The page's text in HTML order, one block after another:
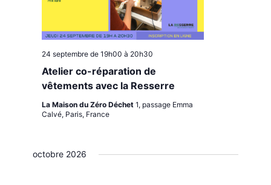
Atelier co-réparation de
vêtements avec la Resserre
24 septembre de 19h00 à 20h30
La Maison du Zéro Déchet 1, passage Emma
Calvé, Paris, France
octobre 2026